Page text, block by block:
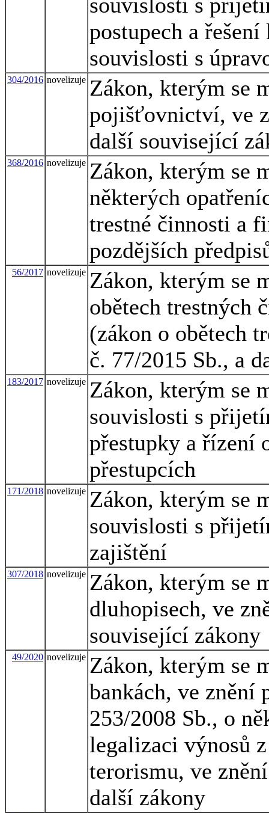
postupech a
souvislosti s
304/2016 novelizuje Zákon, kterým se
pojišťovnictví, ve
další související
368/2016 novelizuje Zákon, kterým se
některých
trestné činnosti a
pozdějších
56/2017 novelizuje Zákon, kterým se
obětech trestných
(zákon o obětech
č. 77/2015 Sb., a
183/2017 novelizuje Zákon, kterým se
souvislosti s
přestupky a řízení
přestupcích
171/2018 novelizuje Zákon, kterým se
souvislosti s
zajištění
307/2018 novelizuje Zákon, kterým se
dluhopisech, ve
související zákony
49/2020 novelizuje Zákon, kterým se
bankách, ve znění
253/2008 Sb., o
legalizaci výnosů
terorismu, ve
další zákony